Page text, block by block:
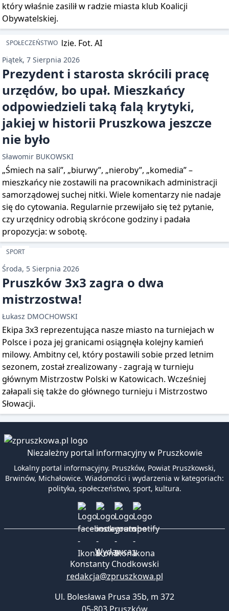
który właśnie zasilił w radzie miasta klub Koalicji
Obywatelskiej.
SPOŁECZEŃSTWO
Piątek, 7 Sierpnia 2026
Prezydent i starosta skrócili pracę
urzędów, bo upał. Mieszkańcy
odpowiedzieli taką falą krytyki,
jakiej w historii Pruszkowa jeszcze
nie było
Sławomir BUKOWSKI
„Śmiech na sali”, „biurwy”, „nieroby”, „komedia” –
mieszkańcy nie zostawili na pracownikach administracji
samorządowej suchej nitki. Wiele komentarzy nie nadaje
się do cytowania. Regularnie przewijało się też pytanie,
czy urzędnicy odrobią skrócone godziny i padała
propozycja: w sobotę.
SPORT
Środa, 5 Sierpnia 2026
Pruszków 3x3 zagra o dwa
mistrzostwa!
Łukasz DMOCHOWSKI
Ekipa 3x3 reprezentująca nasze miasto na turniejach w
Polsce i poza jej granicami osiągnęła kolejny kamień
milowy. Ambitny cel, który postawili sobie przed letnim
sezonem, został zrealizowany - zagrają w turnieju
głównym Mistrzostw Polski w Katowicach. Wcześniej
załapali się także do głównego turnieju i Mistrzostwo
Słowacji.
Niezależny portal informacyjny w Pruszkowie
Lokalny portal informacyjny. Pruszków, Powiat Pruszkowski,
Brwinów, Michałowice. Wiadomości i wydarzenia w kategoriach:
polityka, społeczeństwo, sport, kultura.
Wydawca:
Konstanty Chodkowski
redakcja@zpruszkowa.pl
Ul. Bolesława Prusa 35b, m 372